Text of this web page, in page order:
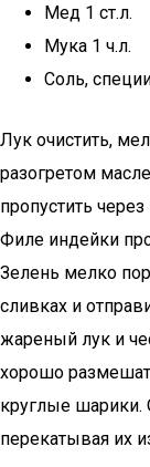
Мед 1 ст.л.
Мука 1 ч.л.
Соль,
Лук очистить,
разогретом
пропустить
Филе индейки
Зелень мелко
сливках и
жареный лук и
хорошо
круглые шарики.
перекатывая их